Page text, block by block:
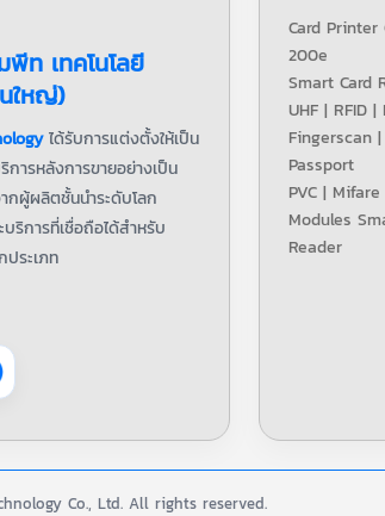
ท เทคโนโลยี
ใหญ่)
ได้รับการแต่งตั้งให้เป็น
การหลังการขายอย่างเป็น
ากผู้ผลิตชั้นนำระดับโลก
ริการที่เชื่อถือได้สำหรับ
ระเภท
Card Printer
200e
Smart Card
UHF | RFID |
Fingerscan
Passport
PVC |
Modules
Reader
Co., Ltd. All rights reserved.